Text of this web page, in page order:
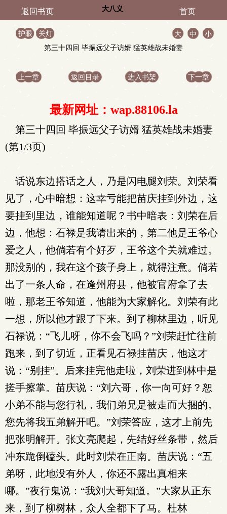
返回书页 大八义 首页
护眼 关灯 大 中
小
第三十四回 毕振远父子访婿 猛英雄战未婚妻
上一章 返回目录 进入书架 下一章
最新网址：wap.88106.la
第三十四回 毕振远父子访婿 猛英雄战未婚妻
(第1/3页)
话说东边搭话之人，乃是闪电腿刘荣。刘荣看
见了，心中暗想：这幸亏能把苗庆挂到外边，这
要挂到里边，谁能知道呢？书中暗表：刘荣在后
边，他想：石禄是我请出来的，第二他是王爷心
爱之人，他倘若有个好歹，王爷这个关就难过。
那没别的，我在这个孩子身上，就得注意。倘若
出了一条人命，在逢州府县，他被官府拿了去
啦，那老王爷知道，他能为大家解化。刘荣有此
一想，所以他才跟了下来。到了柳林里边，听见
石禄说：“飞儿呀，你不会飞吗？”刘荣赶忙往前
跑来，到了切近，正看见石禄挂苗庆，他这才
说：“别挂”。后来挂完他走啦，刘荣进到林中是
搓手擦掌。苗庆说：“刘六哥，你一向可好？恕
小弟不能与您行礼，我们弟兄是被走而大捆的。
您先将我五弟解开吧。”刘荣答应，这才上前先
把张明解开。张文亮爬起，先结好丝条带，然后
冲东跪倒磕头。此时刘荣在正南。苗庆说：“五
弟呀，此地没有外人，你还不露出真相来
哪。”夜行鬼说：“我刘大哥知道。”大家从正东
来，到了柳树林，众人全都下了马。杜林